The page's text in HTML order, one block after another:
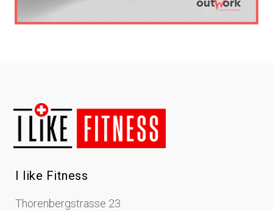
I like Fitness
Thorenbergstrasse 23